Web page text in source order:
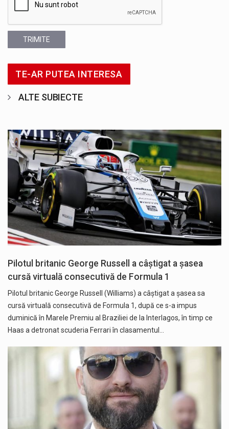
TRIMITE
TE-AR PUTEA INTERESA
ALTE SUBIECTE
Pilotul britanic George Russell a câştigat a şasea
cursă virtuală consecutivă de Formula 1
Pilotul britanic George Russell (Williams) a câştigat a şasea sa
cursă virtuală consecutivă de Formula 1, după ce s-a impus
duminică în Marele Premiu al Braziliei de la Interlagos, în timp ce
Haas a detronat scuderia Ferrari în clasamentul…